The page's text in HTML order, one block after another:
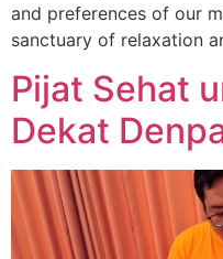
and preferences of our
sanctuary of relaxation
Pijat Sehat
Dekat